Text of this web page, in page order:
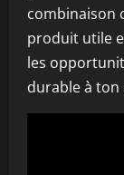
combinaison
produit utile
les
durable à ton